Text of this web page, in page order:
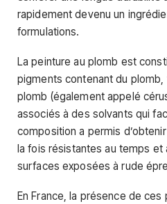
rapidement devenu un
formulations.
La peinture au plomb est
pigments contenant du
plomb (également appelé
associés à des solvants qui
composition a permis
la fois résistantes au temps et
surfaces exposées à rude
En France, la présence de